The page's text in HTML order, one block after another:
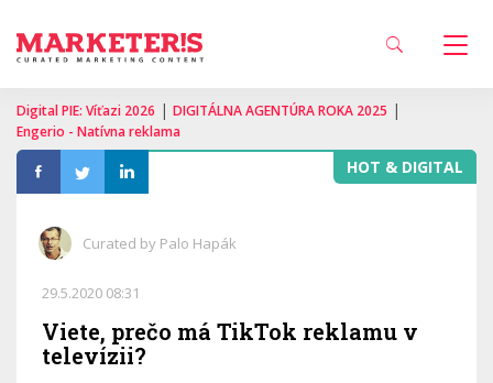
Digital PIE: Víťazi 2026 | DIGITÁLNA AGENTÚRA ROKA 2025 |
Engerio - Natívna reklama
HOT & DIGITAL
Curated by Palo Hapák
29.5.2020 08:31
Viete, prečo má TikTok reklamu v
televízii?